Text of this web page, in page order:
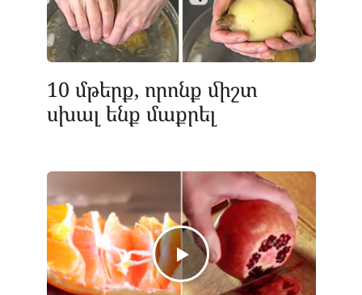
10 մթերք, որոնք միշտ
սխալ ենք մաքրել